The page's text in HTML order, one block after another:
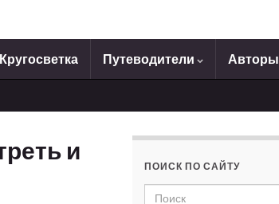
Кругосветка Путеводители Авторы
и
ПОИСК ПО САЙТУ